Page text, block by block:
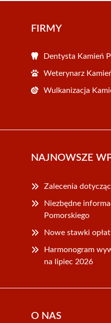
FIRMY
Dentysta Kamień
Weterynarz
Wulkanizacja
NAJNOWSZE
Zalecenia
Niezbędne
Pomorskiego
Nowe stawki
Harmonogram
na lipiec 2026
O NAS